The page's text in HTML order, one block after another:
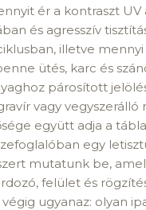
ér a kontraszt
és agresszív
illetve
ütés, karc és
párosított
vagy vegyszerálló
együtt adja a
egy
mutatunk be,
felület és
ugyanaz: olyan